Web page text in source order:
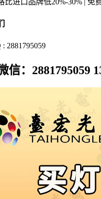
2881795059
信：2881795059